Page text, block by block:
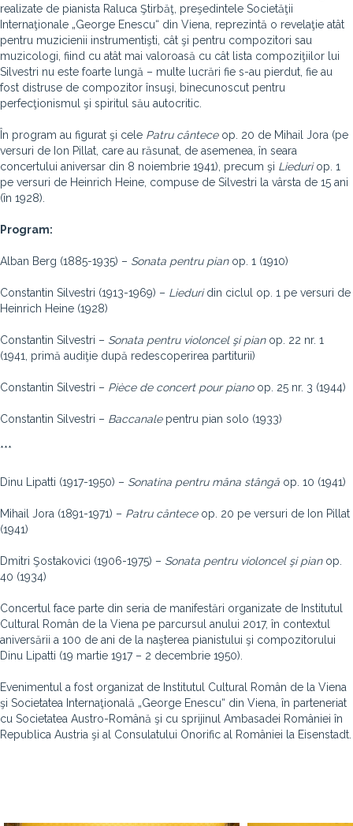
realizate de pianista Raluca Ştirbăţ, preşedintele Societăţii
Internaţionale „George Enescu“ din Viena, reprezintă o revelaţie atât
pentru muzicienii instrumentişti, cât şi pentru compozitori sau
muzicologi, fiind cu atât mai valoroasă cu cât lista compoziţiilor lui
Silvestri nu este foarte lungă – multe lucrări fie s-au pierdut, fie au
fost distruse de compozitor însuşi, binecunoscut pentru
perfecţionismul şi spiritul său autocritic.
În program au figurat şi cele Patru cânteceop. 20 de Mihail Jora (pe
versuri de Ion Pillat, care au răsunat, de asemenea, în seara
concertului aniversar din 8 noiembrie 1941), precum şi Lieduriop. 1
pe versuri de Heinrich Heine, compuse de Silvestri la vârsta de 15 ani
(în 1928).
Program:
Alban Berg (1885-1935) – Sonata pentru pianop. 1 (1910)
Constantin Silvestri (1913-1969) – Lieduridin ciclul op. 1 pe versuri de
Heinrich Heine (1928)
Constantin Silvestri – Sonata pentru violoncel şi pianop. 22 nr. 1
(1941, primă audiţie după redescoperirea partiturii)
Constantin Silvestri – Pièce de concert pour pianoop. 25 nr. 3 (1944)
Constantin Silvestri – Baccanalepentru pian solo (1933)
***
Dinu Lipatti (1917-1950) – Sonatina pentru mâna stângă op. 10 (1941)
Mihail Jora (1891-1971) – Patru cânteceop. 20 pe versuri de Ion Pillat
(1941)
Dmitri Şostakovici (1906-1975) – Sonata pentru violoncel şi pianop.
40 (1934)
Concertul face parte din seria de manifestări organizate de Institutul
Cultural Român de la Viena pe parcursul anului 2017, în contextul
aniversării a 100 de ani de la naşterea pianistului şi compozitorului
Dinu Lipatti (19 martie 1917 – 2 decembrie 1950).
Evenimentul a fost organizat de Institutul Cultural Român de la Viena
şi Societatea Internaţională „George Enescu“ din Viena, în parteneriat
cu Societatea Austro-Română şi cu sprijinul Ambasadei României în
Republica Austria şi al Consulatului Onorific al României la Eisenstadt.